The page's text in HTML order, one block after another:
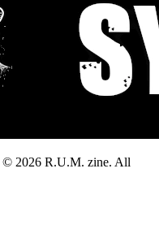
© 2026 R.U.M. zine. All